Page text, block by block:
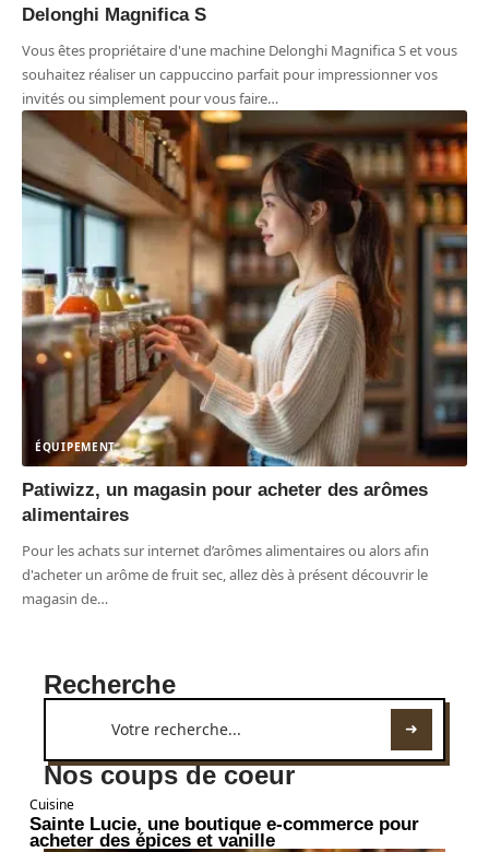
Delonghi Magnifica S
Vous êtes propriétaire d'une machine Delonghi Magnifica S et vous
souhaitez réaliser un cappuccino parfait pour impressionner vos
invités ou simplement pour vous faire…
ÉQUIPEMENT
Patiwizz, un magasin pour acheter des arômes
alimentaires
Pour les achats sur internet d’arômes alimentaires ou alors afin
d'acheter un arôme de fruit sec, allez dès à présent découvrir le
magasin de…
Recherche
Nos coups de coeur
Cuisine
Sainte Lucie, une boutique e-commerce pour
acheter des épices et vanille